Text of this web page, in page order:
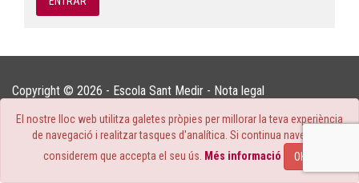
Copyright © 2026 - Escola Sant Medir - Nota legal
El nostre lloc web utilitza galetes pròpies per millorar la teva experiència
de navegació i realitzar tasques d'analítica. Si continua navegant,
considerem que accepta el seu ús.
Més informació OK